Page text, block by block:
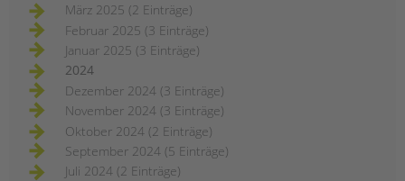
März 2025 (2 Einträge)
Februar 2025 (3 Einträge)
Januar 2025 (3 Einträge)
2024
Dezember 2024 (3 Einträge)
November 2024 (3 Einträge)
Oktober 2024 (2 Einträge)
September 2024 (5 Einträge)
Juli 2024 (2 Einträge)